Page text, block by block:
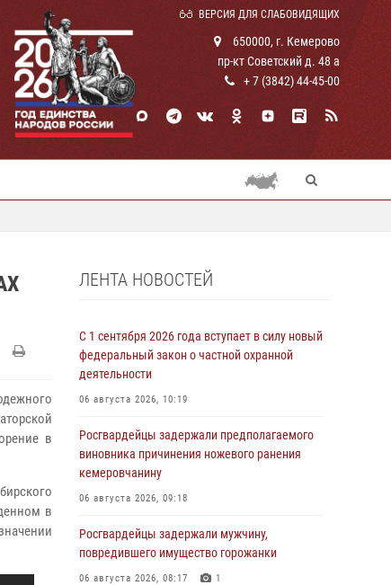
ВЕРСИЯ ДЛЯ СЛАБОВИДЯЩИХ
650000, г. Кемерово
пр-кт Советский д. 48 а
+ 7 (3842) 44-45-00
в
в
ЛЕНТА НОВОСТЕЙ
С 1 сентября 2026 года вступает в силу новый
федеральный закон о частной охранной
деятельности
06 августа 2026, 10:19
Росгвардейцы задержали предполагаемого
виновника причинения ножевого ранения
кемеровчанину
06 августа 2026, 09:18
Росгвардейцы задержали мужчину,
повредившего имущество горожанки
06 августа 2026, 08:17 1